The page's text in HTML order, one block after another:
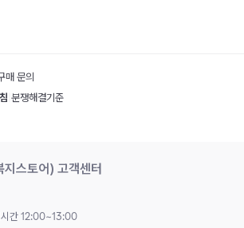
매 문의
분쟁해결기준
스토어) 고객센터
간 12:00~13:00